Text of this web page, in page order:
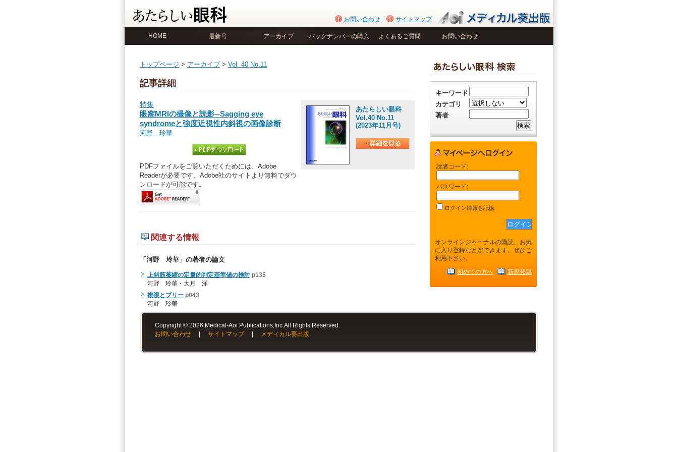
お問い合わせ サイトマップ
HOME 最新号 アーカイブ バックナンバーの購入 よくあるご質問 お問い合わせ
トップページ > アーカイブ > Vol. 40 No.11
記事詳細
あたらしい眼科
Vol.40 No.11
(2023年11月号)
特集
眼窩MRIの撮像と読影─Sagging eye
syndromeと強度近視性内斜視の画像診断
河野 玲華
PDFファイルをご覧いただくためには、Adobe
Readerが必要です。Adobe社のサイトより無料でダウ
ンロードが可能です。
関連する情報
「河野 玲華」の著者の論文
上斜筋萎縮の定量的判定基準値の検討 p135
河野 玲華・大月 洋
複視とプリー p043
河野 玲華
キーワード
カテゴリ
著者
読者コード:
パスワード:
ログイン情報を記憶
オンラインジャーナルの購読、お気
に入り登録などができます。ぜひご
利用下さい。
初めての方へ 新規登録
Copyright © 2026 Medical-Aoi Publications,Inc.All Rights Reserved.
お問い合わせ
サイトマップ| メディカル葵出版